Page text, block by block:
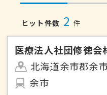
ヒット件数 2 件
医療法人社団修徳会
北海道余市郡余
余市